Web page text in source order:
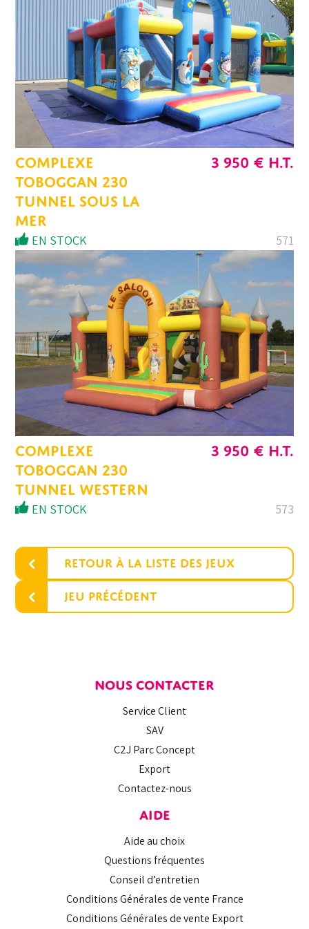
‹ Retour à la liste des jeux
‹ Jeu précédent
3
695 €.
3
140 €.
COMPLEXE
TOBOGGAN 230
TUNNEL SOUS LA
MER
3 950 € H.T.
EN STOCK 571
COMPLEXE
TOBOGGAN 230
TUNNEL WESTERN
3 950 € H.T.
EN STOCK 573
NOUS CONTACTER
Service Client
SAV
C2J Parc Concept
Export
Contactez-nous
AIDE
Aide au choix
Questions fréquentes
Conseil d’entretien
Conditions Générales de vente France
Conditions Générales de vente Export